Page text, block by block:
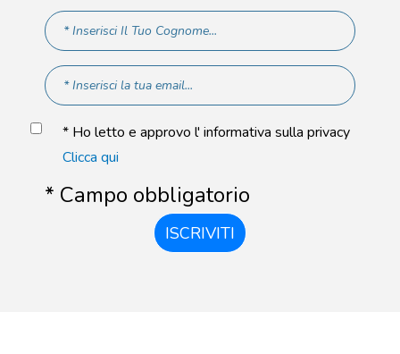
* Ho letto e approvo l' informativa sulla privacy
Clicca qui
* Campo obbligatorio
ISCRIVITI